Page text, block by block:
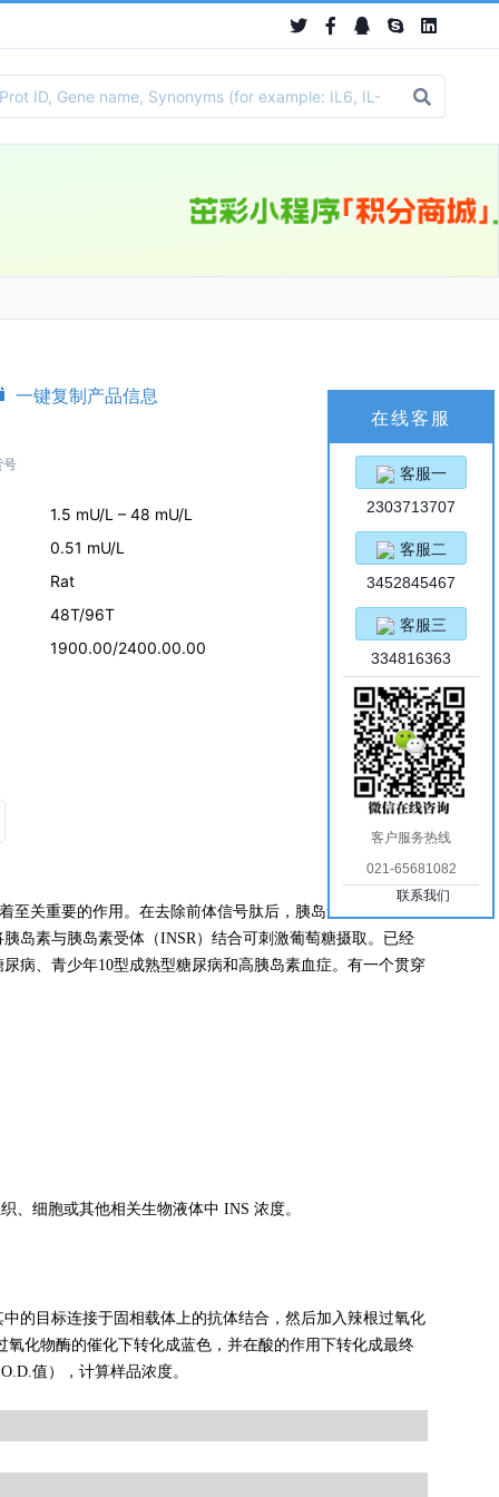
一键复制产品信息
号
1.5 mU/L – 48 mU/L
0.51 mU/L
Rat
48T/96T
1900.00/2400.00.00
关重要的作用。在去除前体信号肽后，胰岛素原被翻译后
岛素与胰岛素受体（INSR）结合可刺激葡萄糖摄取。已经
病、青少年10型成熟型糖尿病和高胰岛素血症。有一个贯穿
、细胞或其他相关生物液体中 INS 浓度。
的目标连接于固相载体上的抗体结合，然后加入辣根过氧化
化物酶的催化下转化成蓝色，并在酸的作用下转化成最终
值），计算样品浓度。
在线客服
客服一
2303713707
客服二
3452845467
客服三
334816363
客户服务热线
021-65681082
联系我们